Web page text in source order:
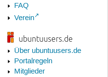
FAQ
Verein
ubuntuusers.de
Über ubuntuusers.de
Portalregeln
Mitglieder